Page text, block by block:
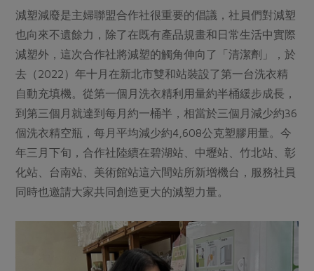
調理食材・點心
調味醬料/南北貨 烘焙
休閒零嘴 沖泡飲品
保健食品
居家好物
美妝保養 個人清潔
家庭清潔 織品
烘焙．點心
醬料
湯品．鍋物
漬物
涼拌沙拉
飲品
主題食譜
合作25-精選產品第四彈
更多當季產品
議題活動
主婦聯盟X樂齡網特約優惠案
2024農業發展計畫年度報告
更多議題活動
傳到心坎裡，誠心又澎派
減硝酸鹽 惜食
非基改運動 支持本土農糧
廢核運動 能源議題
減添加物 減塑減廢
更多議題
生活者e週報
綠主張月刊
典藏閱覽室
自主把關
檢驗報告
硝酸鹽檢驗
社員權益
合作社法規
社務專區
選舉專區
減塑減廢是主婦聯盟合作社很重要的倡議，社員們對減塑
也向來不遺餘力，除了在既有產品規畫和日常生活中實際
減塑外，這次合作社將減塑的觸角伸向了「清潔劑」，於
去（2022）年十月在新北市雙和站裝設了第一台洗衣精
自動充填機。從第一個月洗衣精利用量約半桶緩步成長，
到第三個月就達到每月約一桶半，相當於三個月減少約36
個洗衣精空瓶，每月平均減少約4,608公克塑膠用量。今
年三月下旬，合作社陸續在碧湖站、中壢站、竹北站、彰
化站、台南站、美術館站這六間站所新增機台，服務社員
同時也邀請大家共同創造更大的減塑力量。